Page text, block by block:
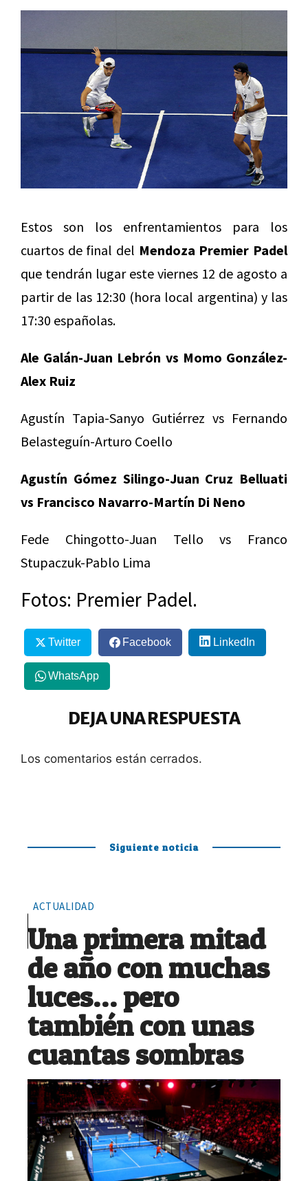
Estos son los enfrentamientos para los
cuartos de final del Mendoza Premier Padel
que tendrán lugar este viernes 12 de agosto a
partir de las 12:30 (hora local argentina) y las
17:30 españolas.
Ale Galán-Juan Lebrón vs Momo González-
Alex Ruiz
Agustín Tapia-Sanyo Gutiérrez vs Fernando
Belasteguín-Arturo Coello
Agustín Gómez Silingo-Juan Cruz Belluati
vs Francisco Navarro-Martín Di Neno
Fede Chingotto-Juan Tello vs Franco
Stupaczuk-Pablo Lima
Fotos: Premier Padel.
Twitter Facebook LinkedIn
WhatsApp
DEJA UNA RESPUESTA
Los comentarios están cerrados.
Siguiente noticia
ACTUALIDAD
Una primera mitad
de año con muchas
luces… pero
también con unas
cuantas sombras